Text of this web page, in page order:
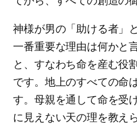
神様が男の「助ける者」
一番重要な理由は何かと
と、すなわち命を産む役
です。地上のすべての命
す。母親を通して命を受
に見えない天の理を教え